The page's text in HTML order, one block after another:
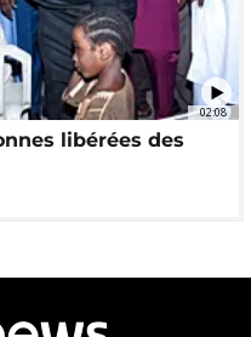
02:08
libérées des